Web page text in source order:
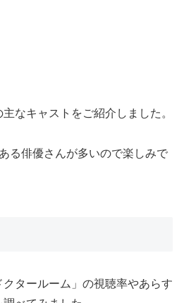
なキャストをご紹介しました。
る俳優さんが多いので楽しみで
タールーム」の視聴率やあらす